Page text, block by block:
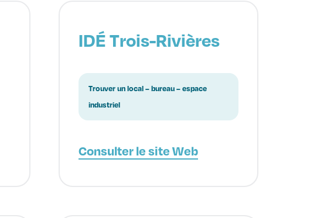
IDÉ Trois-Rivières
Trouver un local – bureau – espace
industriel
Consulter le site Web